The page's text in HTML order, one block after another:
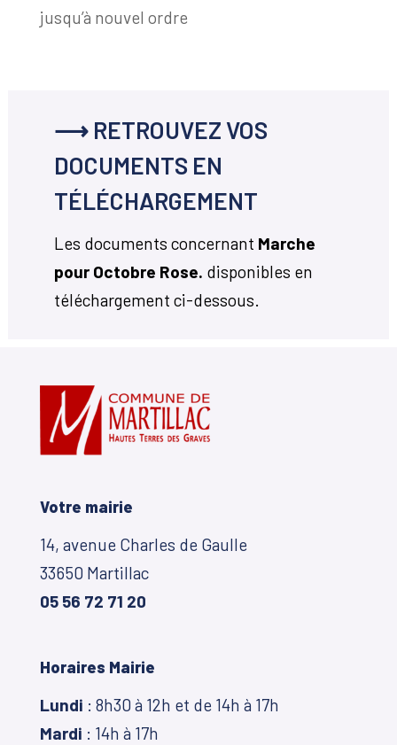
jusqu’à nouvel ordre
⟶ RETROUVEZ VOS
DOCUMENTS EN
TÉLÉCHARGEMENT
Les documents concernant Marche
pour Octobre Rose. disponibles en
téléchargement ci-dessous.
Votre mairie
14, avenue Charles de Gaulle
33650 Martillac
05 56 72 71 20
Horaires Mairie
Lundi : 8h30 à 12h et de 14h à 17h
Mardi : 14h à 17h